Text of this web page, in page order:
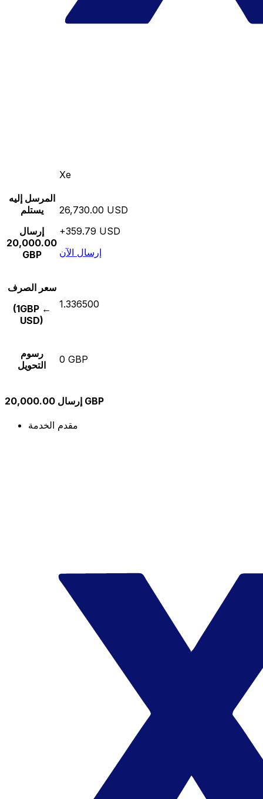
Xe
المرسل إليه
يستلم
إرسال
20,000.00
GBP
26,730.00 USD
+359.79 USD
إرسال الآن
سعر الصرف
(1GBP ←
USD)
1.336500
رسوم
التحويل
0 GBP
إرسال 20,000.00 GBP
مقدم الخدمة